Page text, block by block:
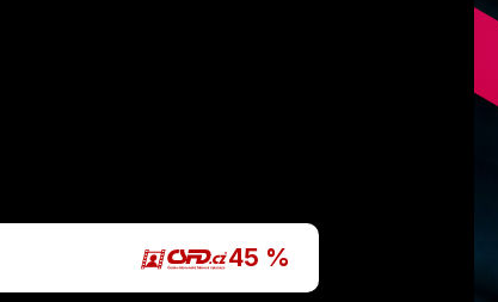
45 %